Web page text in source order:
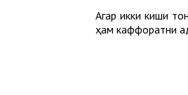
Агар икки киши
ҳам каффоратни